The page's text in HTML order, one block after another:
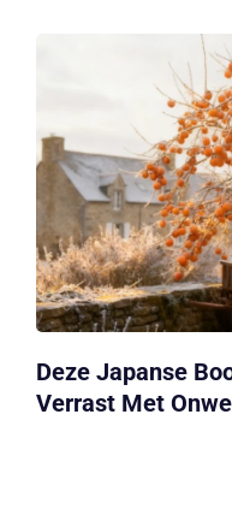
Deze Japanse
Verrast Met